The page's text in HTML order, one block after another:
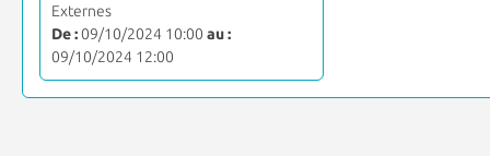
Externes
De :09/10/2024 10:00 au :
09/10/2024 12:00